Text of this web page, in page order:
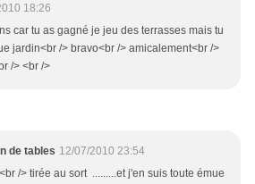
18:26
car tu as gagné je jeu des terrasses mais tu
jardin<br /> bravo<br /> amicalement<br />
/> <br />
de tables 12/07/2010 23:54
/> tirée au sort .........et j'en suis toute émue